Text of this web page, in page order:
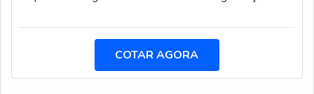
PREÇO DO HIDROJATEAMENTO INDUSTRIALQuem
empresa comprometida com seus serviços, encontra na
Arco Iris Manutenção. É possível encontrar
COTAR AGORA